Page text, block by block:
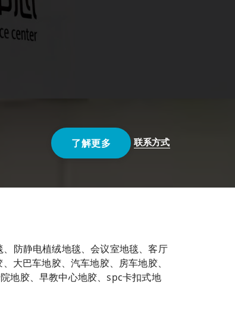
了解更多 联系方式
防静电植绒地毯、会议室地毯、客厅
大巴车地胶、汽车地胶、房车地胶、
地胶、早教中心地胶、spc卡扣式地